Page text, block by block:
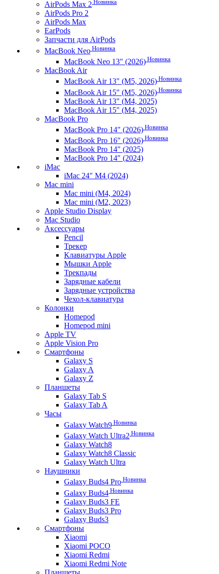
AirPods Max 2 Новинка
AirPods Pro 2
AirPods Max
EarPods
Запчасти для AirPods
MacBook Neo Новинка
MacBook Neo 13" (2026) Новинка
MacBook Air
MacBook Air 13" (M5, 2026) Новинка
MacBook Air 15" (M5, 2026) Новинка
MacBook Air 13" (M4, 2025)
MacBook Air 15" (M4, 2025)
MacBook Pro
MacBook Pro 14" (2026) Новинка
MacBook Pro 16" (2026) Новинка
MacBook Pro 14" (2025)
MacBook Pro 14" (2024)
iMac
iMac 24" M4 (2024)
Mac mini
Mac mini (M4, 2024)
Mac mini (M2, 2023)
Apple Studio Display
Mac Studio
Аксессуары
Pencil
Трекер
Клавиатуры Apple
Мышки Apple
Трекпады
Зарядные кабели
Зарядные устройства
Чехол-клавиатура
Колонки
Homepod
Homepod mini
Apple TV
Apple Vision Pro
Смартфоны
Galaxy S
Galaxy A
Galaxy Z
Планшеты
Galaxy Tab S
Galaxy Tab A
Часы
Galaxy Watch9 Новинка
Galaxy Watch Ultra2 Новинка
Galaxy Watch8
Galaxy Watch8 Classic
Galaxy Watch Ultra
Наушники
Galaxy Buds4 Pro Новинка
Galaxy Buds4 Новинка
Galaxy Buds3 FE
Galaxy Buds3 Pro
Galaxy Buds3
Смартфоны
Xiaomi
Xiaomi POCO
Xiaomi Redmi
Xiaomi Redmi Note
Планшеты